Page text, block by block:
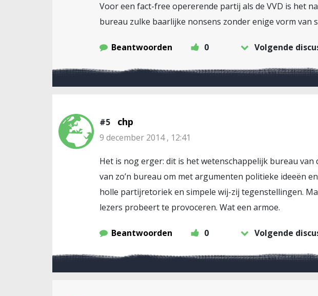
Voor een fact-free opererende partij als de VVD is het
bureau zulke baarlijke nonsens zonder enige vorm van
Beantwoorden 0 Volgende
#5 chp
9 december 2014 , 12:41
Het is nog erger: dit is het wetenschappelijk bureau van
van zo’n bureau om met argumenten politieke ideeën
holle partijretoriek en simpele wij-zij tegenstellingen.
lezers probeert te provoceren. Wat een armoe.
Beantwoorden 0 Volgende